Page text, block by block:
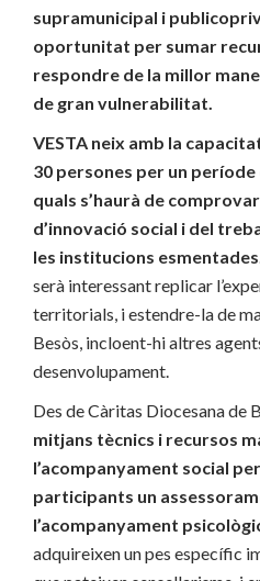
supramunicipal i
oportunitat per sumar
respondre de la millor
de gran vulnerabilitat.
VESTA neix amb la
30 persones per un període
quals s’haurà de
d’innovació social i del
les institucions esmentades
serà interessant replicar
territorials, i estendre-la de
Besòs, incloent-hi altres
desenvolupament.
Des de Càritas Diocesana de
mitjans tècnics i recursos
l’acompanyament social
participants un
l’acompanyament
adquireixen un pes específic